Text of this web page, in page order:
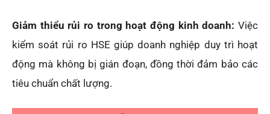
Giảm thiểu rủi ro trong hoạt động kinh doanh: Việc
kiểm soát rủi ro HSE giúp doanh nghiệp duy trì hoạt
động mà không bị gián đoạn, đồng thời đảm bảo các
tiêu chuẩn chất lượng.